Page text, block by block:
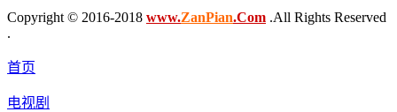
Copyright © 2016-2018 www.ZanPian.Com .All Rights Reserved
.
首页
电视剧